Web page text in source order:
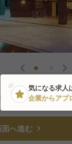
近4人がこの求人を
へ進む
気になる求人
企業からアプ